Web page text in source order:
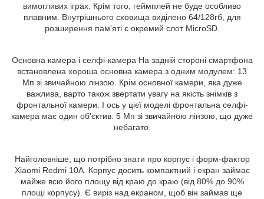
вимогливих іграх. Крім того, геймплей не буде особливо
плавним. Внутрішнього сховища виділено 64/128гб, для
розширення пам'яті є окремий слот MicroSD.
Основна камера і селфі-камера На задній стороні смартфона
встановлена ​​хороша основна камера з одним модулем: 13
Мп зі звичайною лінзою. Крім основної камери, яка дуже
важлива, варто також звертати увагу на якість знімків з
фронтальної камери. І ось у цієї моделі фронтальна селфі-
камера має один об'єктив: 5 Мп зі звичайною лінзою, що дуже
небагато.
Найголовніше, що потрібно знати про корпус і форм-фактор
Xiaomi Redmi 10A. Корпус досить компактний і екран займає
майже всю його площу від краю до краю (від 80% до 90%
площі корпусу). Є виріз над екраном, щоб він займав ще